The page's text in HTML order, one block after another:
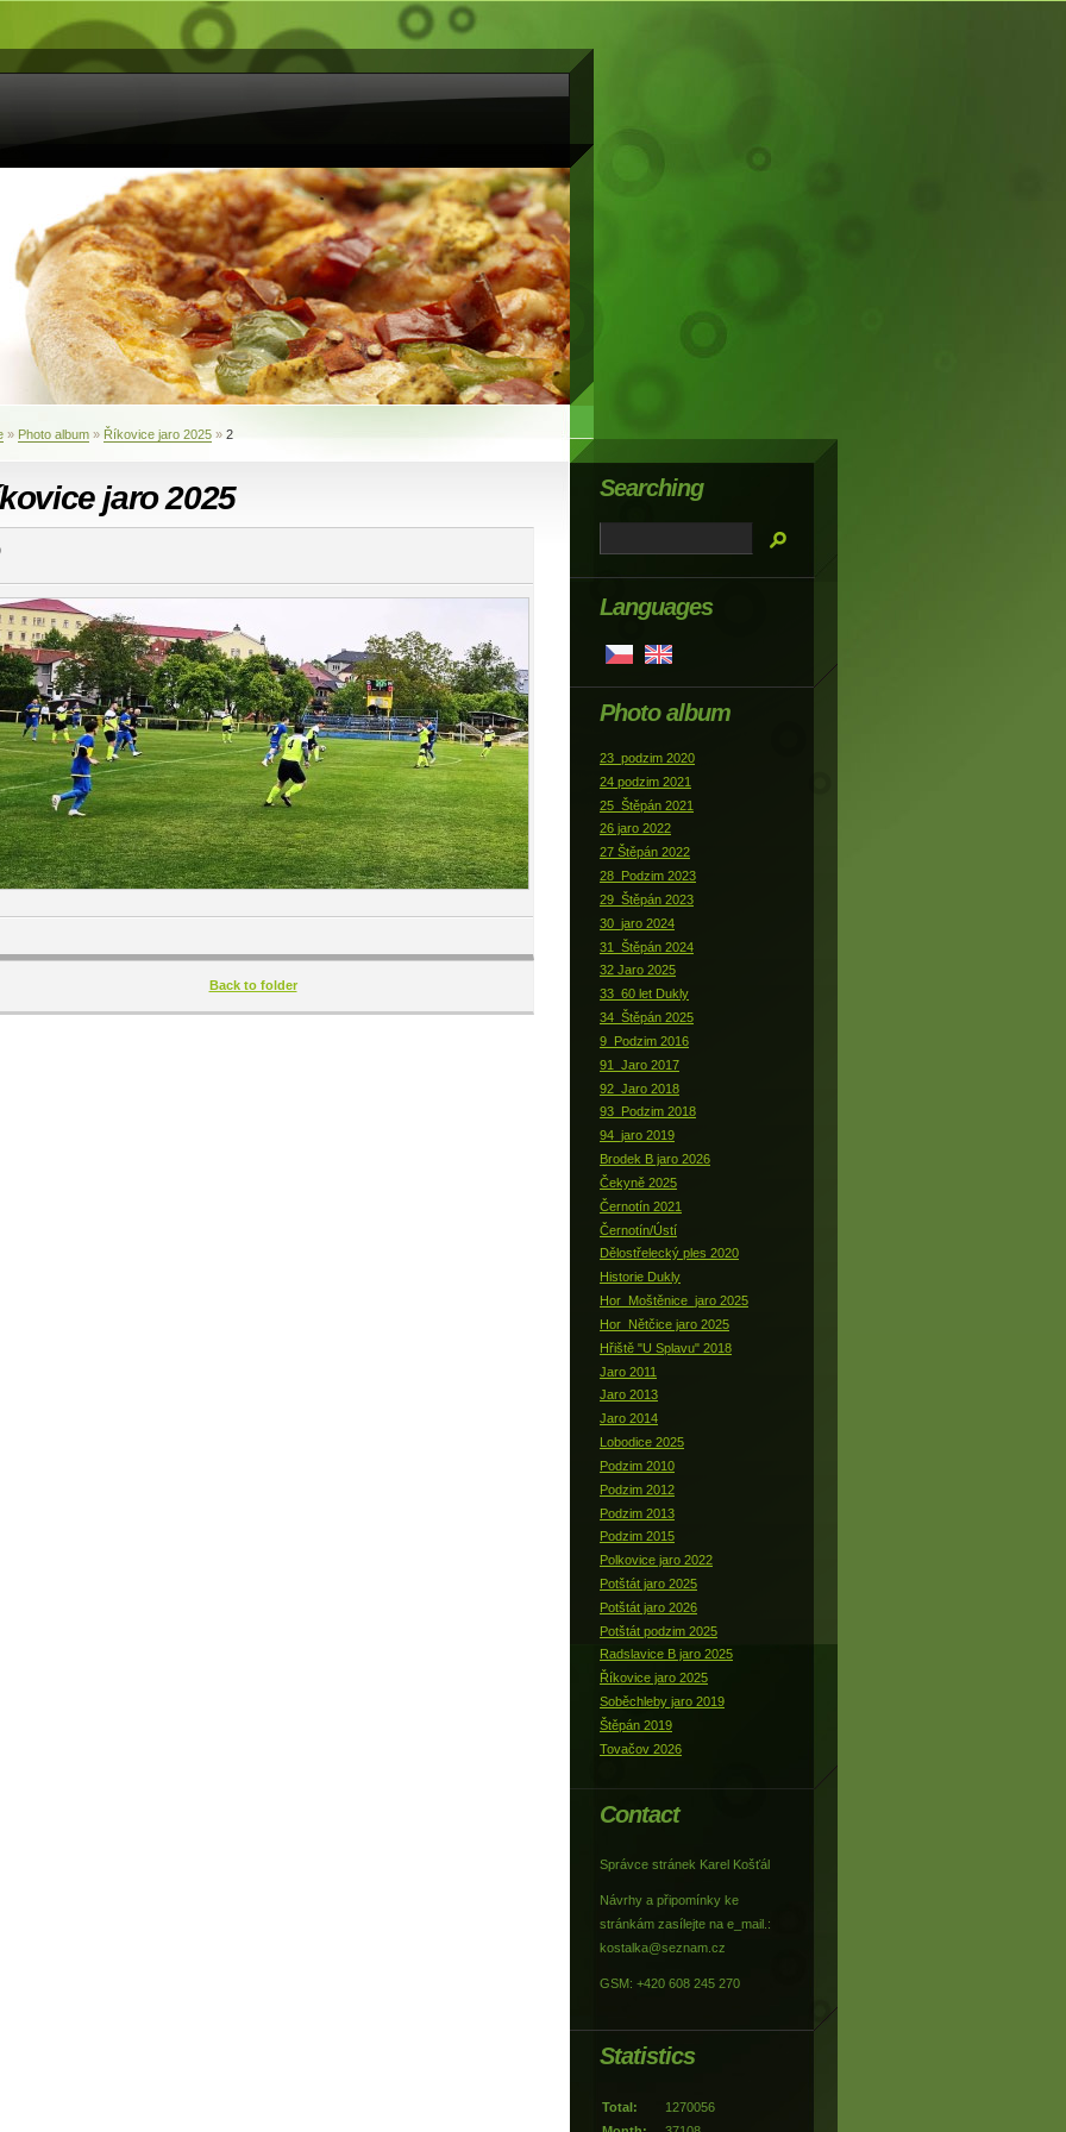
» Photo album » Říkovice jaro 2025 » 2
jaro 2025
Back to folder
Languages
Photo album
23_podzim 2020
24 podzim 2021
25_Štěpán 2021
26 jaro 2022
27 Štěpán 2022
28_Podzim 2023
29_Štěpán 2023
30_jaro 2024
31_Štěpán 2024
32 Jaro 2025
33_60 let Dukly
34_Štěpán 2025
9_Podzim 2016
91_Jaro 2017
92_Jaro 2018
93_Podzim 2018
94_jaro 2019
Brodek B jaro 2026
Čekyně 2025
Černotín 2021
Černotín/Ústí
Dělostřelecký ples 2020
Historie Dukly
Hor_Moštěnice_jaro 2025
Hor_Nětčice jaro 2025
Hřiště "U Splavu" 2018
Jaro 2011
Jaro 2013
Jaro 2014
Lobodice 2025
Podzim 2010
Podzim 2012
Podzim 2013
Podzim 2015
Polkovice jaro 2022
Potštát jaro 2025
Potštát jaro 2026
Potštát podzim 2025
Radslavice B jaro 2025
Říkovice jaro 2025
Soběchleby jaro 2019
Štěpán 2019
Tovačov 2026
Contact
Správce stránek Karel Košťál
Návrhy a připomínky ke
stránkám zasílejte na e_mail.:
kostalka@seznam.cz
GSM: +420 608 245 270
Searching
Statistics
Total:
1270056